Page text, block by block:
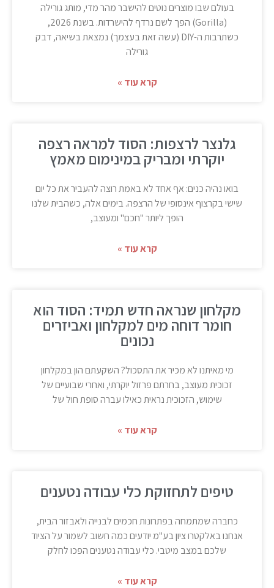
בעולם שבו מוצרים נוטים להישבר מהר מדי, מותג גורילה
(Gorilla) הפך לשם נרדף להישרדות. בשנת 2026,
כשתרבות ה-DIY (עשה זאת בעצמך) נמצאת בשיאה, דבק
גורילה
קרא עוד »
גלנצר לרצפות: הסוד למראה רצפה
יוקרתי ומבריק במינימום מאמץ
בואו נהיה כנים: אף אחד לא באמת רוצה להעביר את כל יום
שישי בקרצוף אינסופי של הרצפה. בימים אלה, כשהבית שלנו
הופך ליותר "חכם" ומעוצב,
קרא עוד »
מקלחון שנראה חדש תמיד: הסוד הוא
חומר דוחה מים למקלחון ואביזרים
נכונים
מי מאיתנו לא מכיר את התסכול? השקעתם הון במקלחון
זכוכית מעוצב, בחרתם פרזול יוקרתי, ואחרי שבועיים של
שימוש, הזכוכית נראית כאילו עברה סופת חול של
קרא עוד »
טיפים לתחזוקת כלי עבודה נטענים
כחברה שמתמחה בפתרונות חכמים לבנייה ולאבזור הבית,
אנחנו באלקטרו ציון בע"מ יודעים כמה חשוב לשמור על הציוד
שלכם במצב מיטבי. כלי עבודה נטענים הפכו לחלק
קרא עוד »